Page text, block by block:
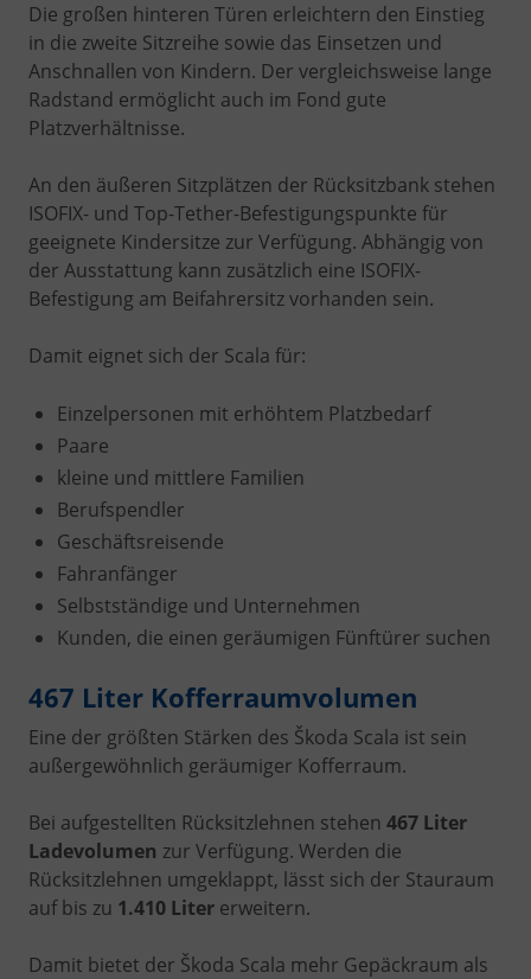
Die großen hinteren Türen erleichtern den Einstieg
in die zweite Sitzreihe sowie das Einsetzen und
Anschnallen von Kindern. Der vergleichsweise lange
Radstand ermöglicht auch im Fond gute
Platzverhältnisse.
An den äußeren Sitzplätzen der Rücksitzbank stehen
ISOFIX- und Top-Tether-Befestigungspunkte für
geeignete Kindersitze zur Verfügung. Abhängig von
der Ausstattung kann zusätzlich eine ISOFIX-
Befestigung am Beifahrersitz vorhanden sein.
Damit eignet sich der Scala für:
Einzelpersonen mit erhöhtem Platzbedarf
Paare
kleine und mittlere Familien
Berufspendler
Geschäftsreisende
Fahranfänger
Selbstständige und Unternehmen
Kunden, die einen geräumigen Fünftürer suchen
467 Liter Kofferraumvolumen
Eine der größten Stärken des Škoda Scala ist sein
außergewöhnlich geräumiger Kofferraum.
Bei aufgestellten Rücksitzlehnen stehen 467 Liter
Ladevolumen zur Verfügung. Werden die
Rücksitzlehnen umgeklappt, lässt sich der Stauraum
auf bis zu 1.410 Liter erweitern.
Damit bietet der Škoda Scala mehr Gepäckraum als